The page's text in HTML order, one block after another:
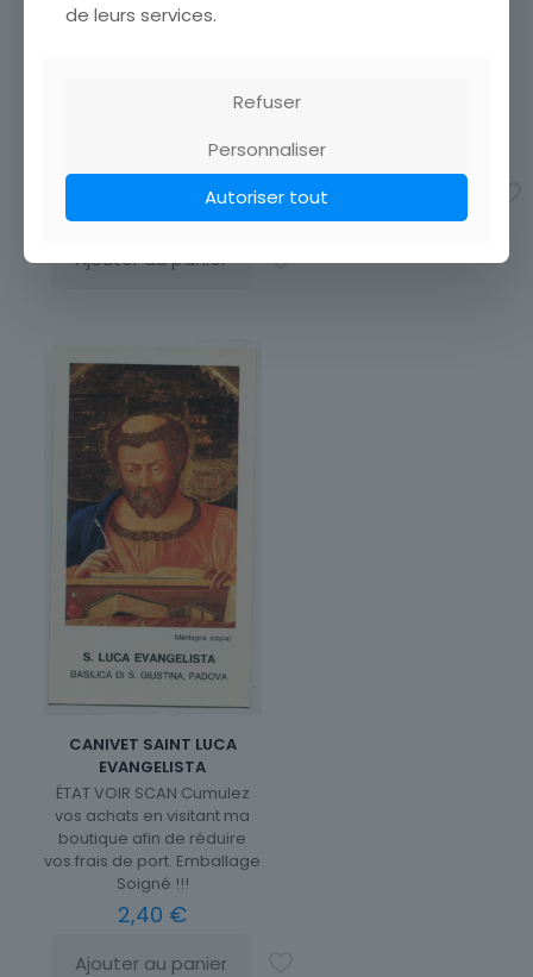
CANIVET QUEBEC 1981
vos achats en visitant ma
vos frais de port. Emballage
Soigné !!!
Ajouter au panier
Ajouter au panier
CANIVET SAINT LUCA
EVANGELISTA
ÉTAT VOIR SCAN Cumulez
vos achats en visitant ma
boutique afin de réduire
vos frais de port. Emballage
Soigné !!!
2,40 €
Ajouter au panier
de leurs services.
Refuser
Personnaliser
Autoriser tout